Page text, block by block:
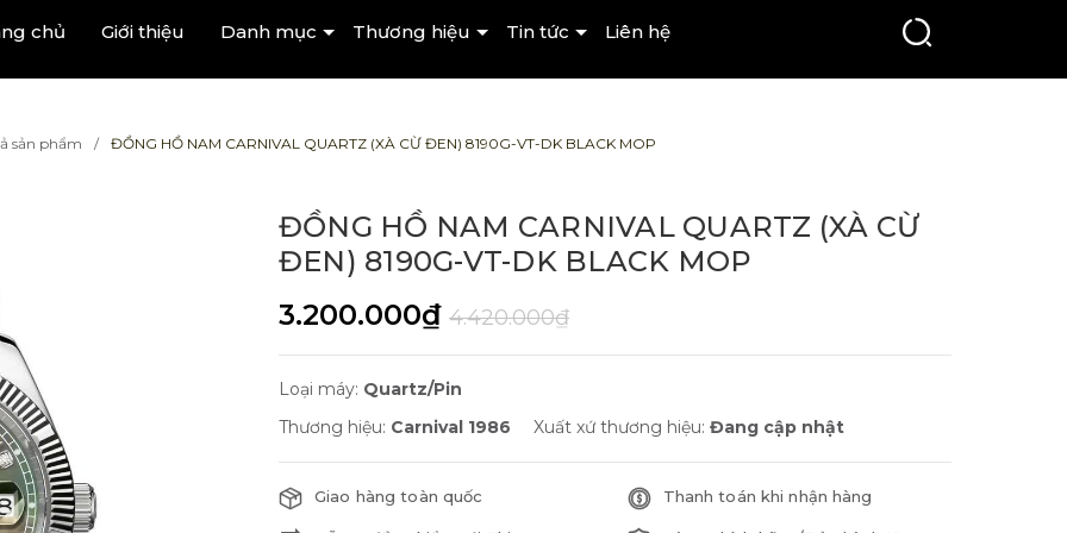
chủ Giới thiệu Danh mục Thương hiệu Tin tức Liên hệ
sản phẩm ĐỒNG HỒ NAM CARNIVAL QUARTZ (XÀ CỪ ĐEN) 8190G-VT-DK BLACK MOP
ĐỒNG HỒ NAM CARNIVAL QUARTZ (XÀ CỪ
ĐEN) 8190G-VT-DK BLACK MOP
3.200.000₫ 4.420.000₫
Loại máy: Quartz/Pin
Thương hiệu: Carnival 1986 Xuất xứ thương hiệu: Đang cập nhật
Giao hàng toàn quốc Thanh toán khi nhận hàng